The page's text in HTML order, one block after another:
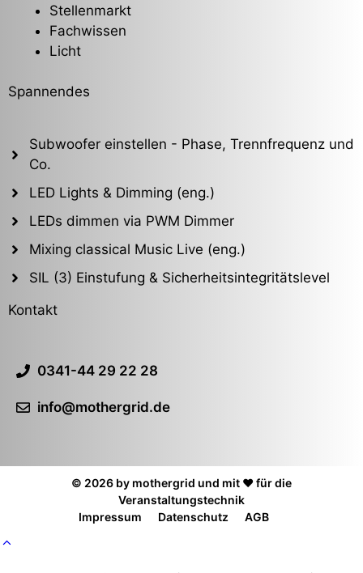
Stellenmarkt
Fachwissen
Licht
Spannendes
Subwoofer einstellen - Phase, Trennfrequenz und
Co.
LED Lights & Dimming (eng.)
LEDs dimmen via PWM Dimmer
Mixing classical Music Live (eng.)
SIL (3) Einstufung & Sicherheitsintegritätslevel
Kontakt
0341-44 29 22 28
info@mothergrid.de
© 2026 by mothergrid und mit ❤️ für die
Veranstaltungstechnik
Impressum
Datenschutz AGB